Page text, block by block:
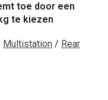
toe door een
te kiezen
Multistation / Rear